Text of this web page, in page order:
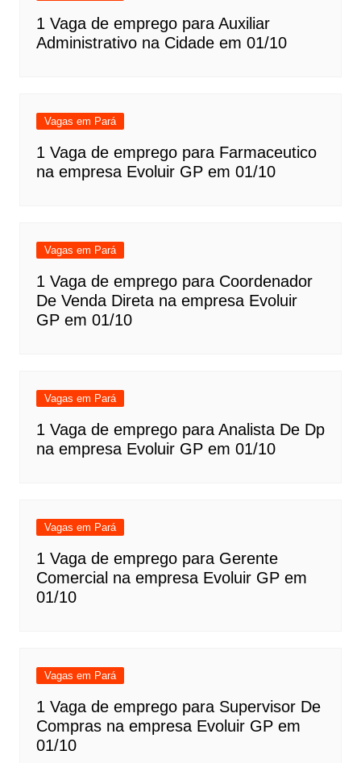
1 Vaga de emprego para Auxiliar
Administrativo na Cidade em 01/10
Vagas em Pará
1 Vaga de emprego para Farmaceutico
na empresa Evoluir GP em 01/10
Vagas em Pará
1 Vaga de emprego para Coordenador
De Venda Direta na empresa Evoluir
GP em 01/10
Vagas em Pará
1 Vaga de emprego para Analista De Dp
na empresa Evoluir GP em 01/10
Vagas em Pará
1 Vaga de emprego para Gerente
Comercial na empresa Evoluir GP em
01/10
Vagas em Pará
1 Vaga de emprego para Supervisor De
Compras na empresa Evoluir GP em
01/10